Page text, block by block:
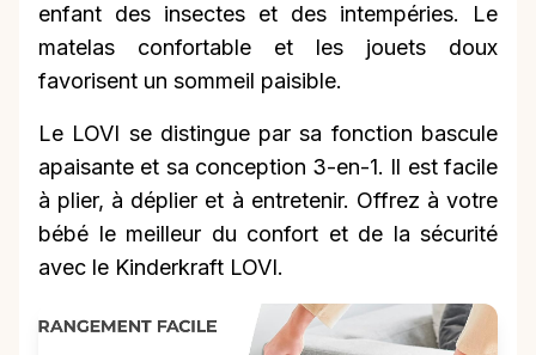
enfant des insectes et des intempéries. Le
matelas confortable et les jouets doux
favorisent un sommeil paisible.
Le LOVI se distingue par sa fonction bascule
apaisante et sa conception 3-en-1. Il est facile
à plier, à déplier et à entretenir. Offrez à votre
bébé le meilleur du confort et de la sécurité
avec le Kinderkraft LOVI.